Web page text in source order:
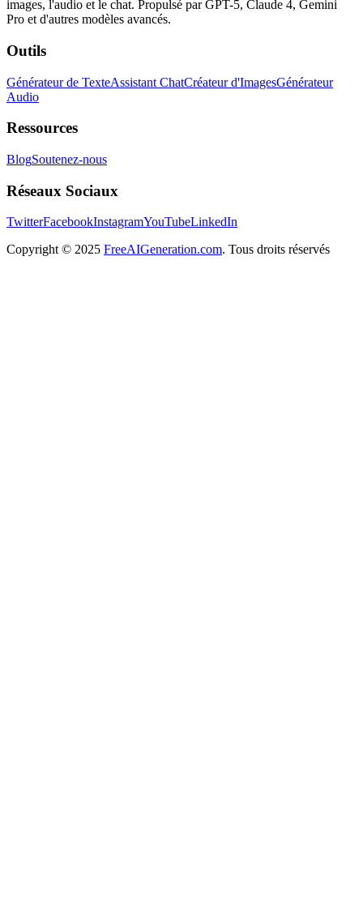
images, l'audio et le chat. Propulsé par GPT-5, Claude 4, Gemini
Pro et d'autres modèles avancés.
Outils
Générateur de TexteAssistant ChatCréateur d'ImagesGénérateur
Audio
Ressources
BlogSoutenez-nous
Réseaux Sociaux
TwitterFacebookInstagramYouTubeLinkedIn
Copyright © 2025 FreeAIGeneration.com. Tous droits réservés